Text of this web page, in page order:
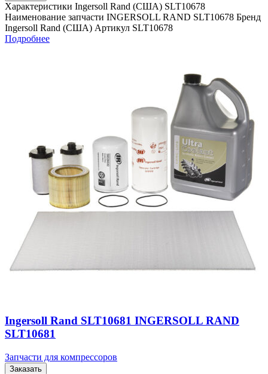
Характеристики Ingersoll Rand (США) SLT10678
Наименование запчасти INGERSOLL RAND SLT10678 Бренд
Ingersoll Rand (США) Артикул SLT10678
Подробнее
Ingersoll Rand SLT10681 INGERSOLL RAND
SLT10681
Запчасти для компрессоров
Заказать